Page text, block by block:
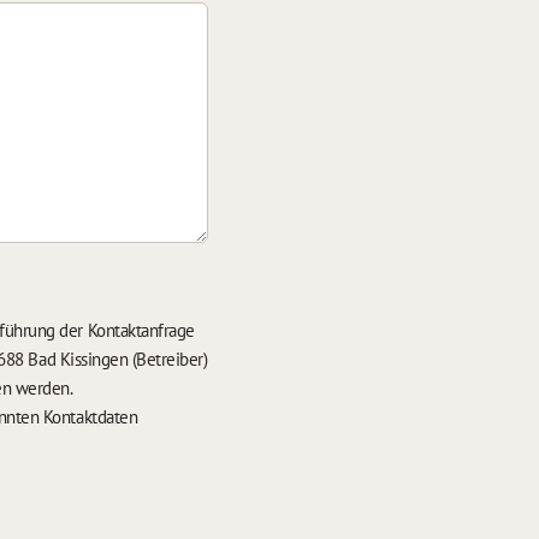
der Kontaktanfrage
Bad Kissingen (Betreiber)
werden.
Kontaktdaten